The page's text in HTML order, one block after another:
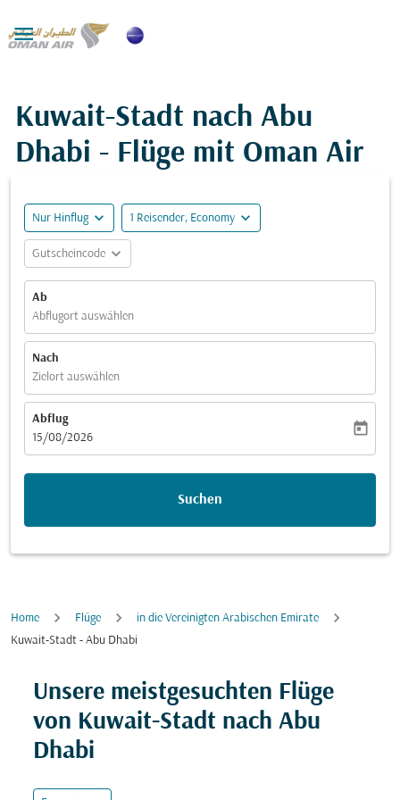

Kuwait-Stadt nach Abu
Dhabi - Flüge mit Oman Air
Nur Hinflug expand_more 1 Reisender, Economy expand_more
Gutscheincode expand_more
Ab
Abflugort auswählen
Nach
Zielort auswählen
Abflug
fc-booking-departure-date-aria-label
15/08/2026
today
Suchen
Home Flüge
in die Vereinigten Arabischen Emirate
Kuwait-Stadt - Abu Dhabi
Unsere meistgesuchten Flüge
von Kuwait-Stadt nach Abu
Dhabi
Versuchen Sie, Ihre Route (Ursprung und/oder Ziel)